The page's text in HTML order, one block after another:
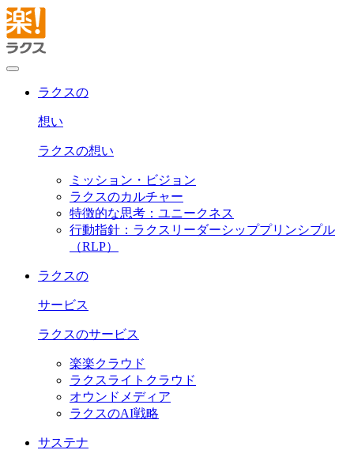
ラクスの
想い
ラクスの想い
ミッション・ビジョン
ラクスのカルチャー
特徴的な思考：ユニークネス
行動指針：ラクスリーダーシッププリンシプル
（RLP）
ラクスの
サービス
ラクスのサービス
楽楽クラウド
ラクスライトクラウド
オウンドメディア
ラクスのAI戦略
サステナ